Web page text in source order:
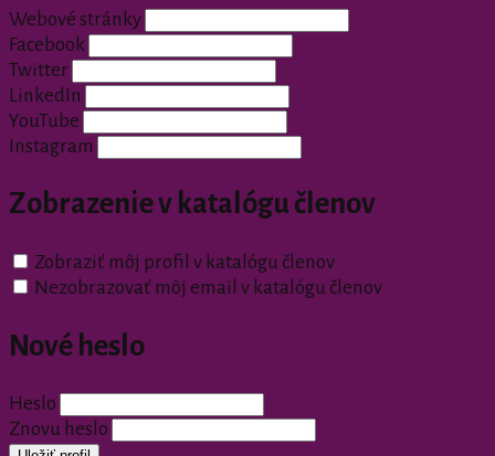
Webové stránky
Facebook
Twitter
LinkedIn
YouTube
Instagram
Zobrazenie v katalógu členov
Zobraziť môj profil v katalógu členov
Nezobrazovať môj email v katalógu členov
Nové heslo
Heslo
Znovu heslo